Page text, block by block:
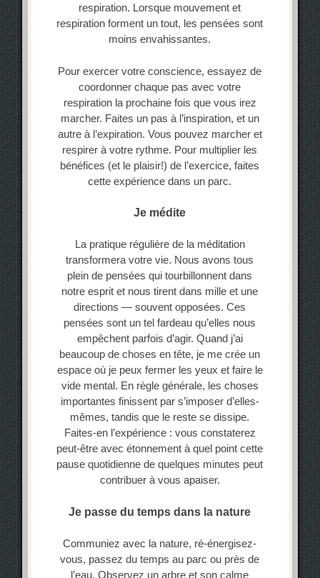
respiration. Lorsque mouvement et
respiration forment un tout, les pensées sont
moins envahissantes.
Pour exercer votre conscience, essayez de
coordonner chaque pas avec votre
respiration la prochaine fois que vous irez
marcher. Faites un pas à l’inspiration, et un
autre à l’expiration. Vous pouvez marcher et
respirer à votre rythme. Pour multiplier les
bénéfices (et le plaisir!) de l’exercice, faites
cette expérience dans un parc.
Je médite
La pratique régulière de la méditation
transformera votre vie. Nous avons tous
plein de pensées qui tourbillonnent dans
notre esprit et nous tirent dans mille et une
directions — souvent opposées. Ces
pensées sont un tel fardeau qu’elles nous
empêchent parfois d’agir. Quand j’ai
beaucoup de choses en tête, je me crée un
espace où je peux fermer les yeux et faire le
vide mental. En règle générale, les choses
importantes finissent par s’imposer d’elles-
mêmes, tandis que le reste se dissipe.
Faites-en l’expérience : vous constaterez
peut-être avec étonnement à quel point cette
pause quotidienne de quelques minutes peut
contribuer à vous apaiser.
Je passe du temps dans la nature
Communiez avec la nature, ré-énergisez-
vous, passez du temps au parc ou près de
l’eau. Observez un arbre et son calme